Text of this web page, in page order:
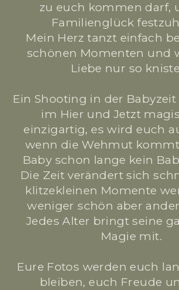
zu euch kommen darf,
Familienglück
Mein Herz tanzt einfach
schönen Momenten und
Liebe nur so
Ein Shooting in der
im Hier und Jetzt
einzigartig, es wird euch
wenn die Wehmut
Baby schon lange kein
Die Zeit verändert sich
klitzekleinen Momente
weniger schön aber
Jedes Alter bringt seine
Magie mit.
Eure Fotos werden euch
bleiben, euch Freude